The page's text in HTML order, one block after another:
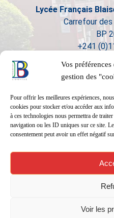
Vos préférences
gestion des
Pour offrir les meilleures expériences,
cookies pour stocker et/ou accéder aux
à ces technologies nous permettra de
navigation ou les ID uniques sur ce site.
consentement peut avoir un effet négatif
Voir les
Lycée Français
Carrefour des
BP
+241